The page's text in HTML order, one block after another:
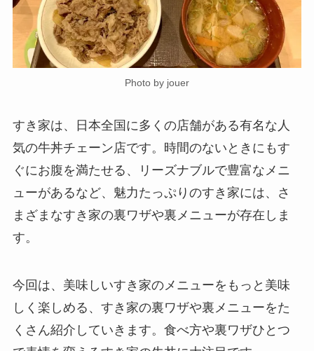
Photo by jouer
すき家は、日本全国に多くの店舗がある有名な人
気の牛丼チェーン店です。時間のないときにもす
ぐにお腹を満たせる、リーズナブルで豊富なメニ
ューがあるなど、魅力たっぷりのすき家には、さ
まざまなすき家の裏ワザや裏メニューが存在しま
す。
今回は、美味しいすき家のメニューをもっと美味
しく楽しめる、すき家の裏ワザや裏メニューをた
くさん紹介していきます。食べ方や裏ワザひとつ